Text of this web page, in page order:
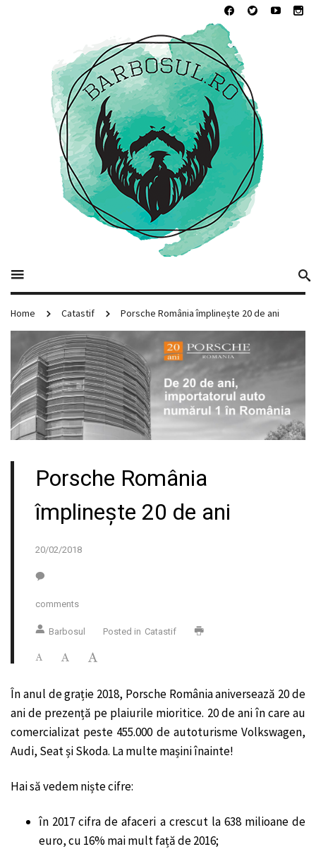
Home Catastif Porsche România împlinește 20 de ani
Porsche România
împlinește 20 de ani
20/02/2018
comments
Barbosul Posted in Catastif
În anul de grație 2018, Porsche România aniversează 20 de
ani de prezență pe plaiurile mioritice. 20 de ani în care au
comercializat peste 455.000 de autoturisme Volkswagen,
Audi, Seat și Skoda. La multe mașini înainte!
Hai să vedem niște cifre:
în 2017 cifra de afaceri a crescut la 638 milioane de
euro, cu 16% mai mult față de 2016;